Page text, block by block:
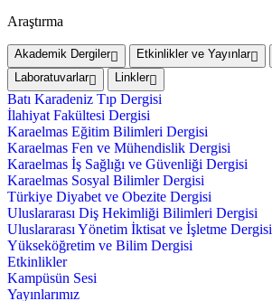
Araştırma
Akademik Dergiler Etkinlikler ve Yayınlar
Laboratuvarlar
Linkler
Batı Karadeniz Tıp Dergisi
İlahiyat Fakültesi Dergisi
Karaelmas Eğitim Bilimleri Dergisi
Karaelmas Fen ve Mühendislik Dergisi
Karaelmas İş Sağlığı ve Güvenliği Dergisi
Karaelmas Sosyal Bilimler Dergisi
Türkiye Diyabet ve Obezite Dergisi
Uluslararası Diş Hekimliği Bilimleri Dergisi
Uluslararası Yönetim İktisat ve İşletme Dergisi
Yükseköğretim ve Bilim Dergisi
Etkinlikler
Kampüsün Sesi
Yayınlarımız